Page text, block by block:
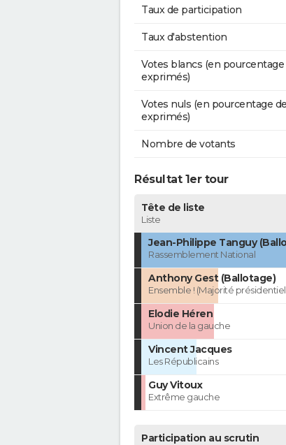
Taux de participation
Taux d'abstention
Votes blancs (en
exprimés)
Votes nuls (en pourcentage
exprimés)
Nombre de votants
Résultat 1er tour
Tête de liste
Liste
Jean-Philippe Tanguy
Rassemblement National
Anthony Gest (Ballotage)
Ensemble ! (Majorité
Elodie Héren
Union de la gauche
Vincent Jacques
Les Républicains
Guy Vitoux
Extrême gauche
Participation au scrutin